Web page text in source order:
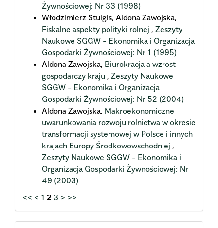
Żywnościowej: Nr 33 (1998)
Włodzimierz Stulgis, Aldona Zawojska,
Fiskalne aspekty polityki rolnej , Zeszyty
Naukowe SGGW - Ekonomika i Organizacja
Gospodarki Żywnościowej: Nr 1 (1995)
Aldona Zawojska, Biurokracja a wzrost
gospodarczy kraju , Zeszyty Naukowe
SGGW - Ekonomika i Organizacja
Gospodarki Żywnościowej: Nr 52 (2004)
Aldona Zawojska, Makroekonomiczne
uwarunkowania rozwoju rolnictwa w okresie
transformacji systemowej w Polsce i innych
krajach Europy Środkowowschodniej ,
Zeszyty Naukowe SGGW - Ekonomika i
Organizacja Gospodarki Żywnościowej: Nr
49 (2003)
<< < 1 2 3 > >>